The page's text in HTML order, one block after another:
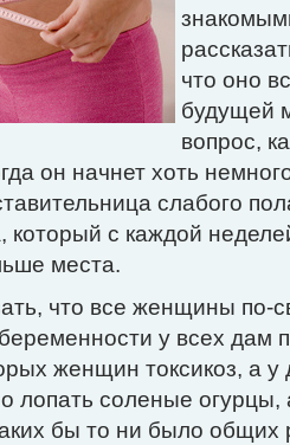
Далее...
что оно
будущей
вопрос,
он начнет хоть
слабого
с каждой
места.
что все женщины по-
у всех дам
женщин токсикоз, а у
лопать соленые
бы то ни было общих